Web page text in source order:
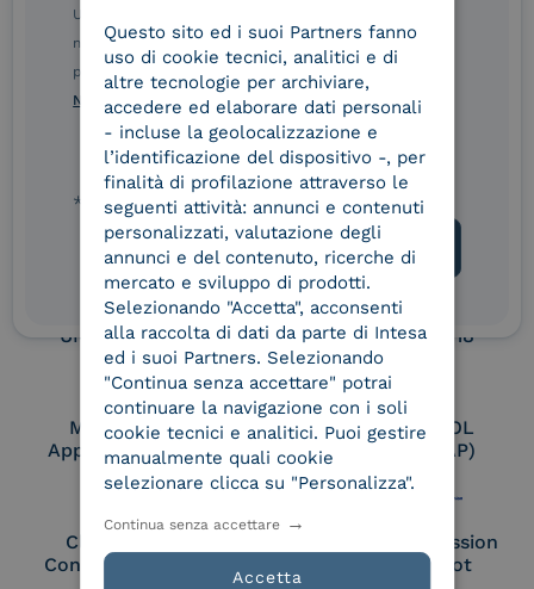
Service Provider e
Aggregatore SPID
Aggregatore CIE
Conservatore
qualificato
UNI EN ISO 37001
UNI EN ISO 9001 UNI EN ISO 27001
UNI EN ISO 27017 UNI EN ISO 27018
Membro Adobe
Approved Trust List
Certified PEPPOL
Access Point (AP)
Cloud Signature
Consortium Member
European Commission
Large Scale Pilot
Ulteriori informazioni sulle procedure sono disponibili
nelle Norme di tutela della privacy INTESA. Inoltrando il
presente modulo, dichiaro di aver letto e compreso le
Norme di tutela della privacy INTESA.
* campo obbligatorio
ITALIAN
Questo sito ed i suoi Partners fanno
uso di cookie tecnici, analitici e di
altre tecnologie per archiviare,
accedere ed elaborare dati personali
- incluse la geolocalizzazione e
l’identificazione del dispositivo -, per
finalità di profilazione attraverso le
seguenti attività: annunci e contenuti
personalizzati, valutazione degli
annunci e del contenuto, ricerche di
mercato e sviluppo di prodotti.
Selezionando "Accetta", acconsenti
alla raccolta di dati da parte di Intesa
ed i suoi Partners. Selezionando
"Continua senza accettare" potrai
continuare la navigazione con i soli
cookie tecnici e analitici. Puoi gestire
manualmente quali cookie
selezionare clicca su "Personalizza".
Accetta
Continua senza accettare